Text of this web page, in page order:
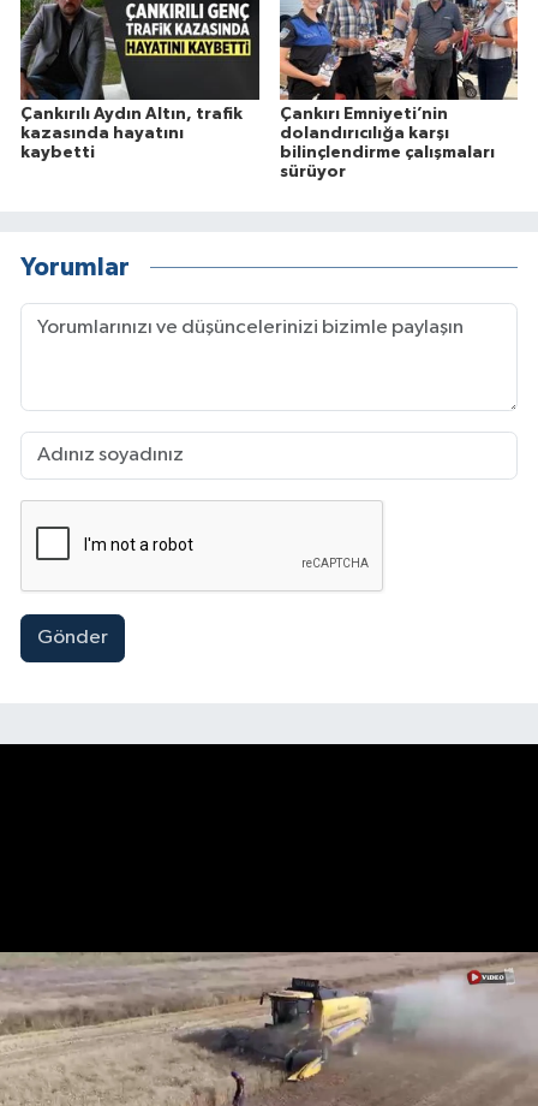
Çankırılı Aydın Altın, trafik
kazasında hayatını
kaybetti
Çankırı Emniyeti’nin
dolandırıcılığa karşı
bilinçlendirme çalışmaları
sürüyor
Yorumlar
Gönder